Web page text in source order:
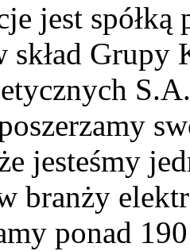
jest spółką
skład Grupy
jesteśmy
branży
ponad